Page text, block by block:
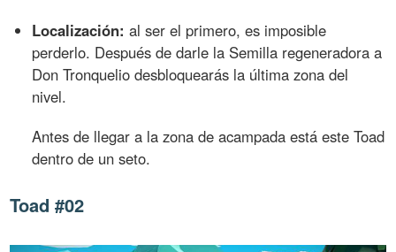
Localización: al ser el primero, es imposible
perderlo. Después de darle la Semilla regeneradora a
Don Tronquelio desbloquearás la última zona del
nivel.
Antes de llegar a la zona de acampada está este Toad
dentro de un seto.
Toad #02